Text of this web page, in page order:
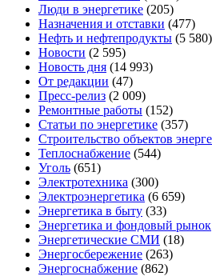
Люди в энергетике (205)
Назначения и отставки (477)
Нефть и нефтепродукты (5 580)
Новости (2 595)
Новость дня (14 993)
От редакции (47)
Пресс-релиз (2 009)
Ремонтные работы (152)
Статьи по энергетике (357)
Строительство объектов
Теплоснабжение (544)
Уголь (651)
Электротехника (300)
Электроэнергетика (6 659)
Энергетика в быту (33)
Энергетика и фондовый рынок
Энергетические СМИ (18)
Энергосбережение (263)
Энергоснабжение (862)